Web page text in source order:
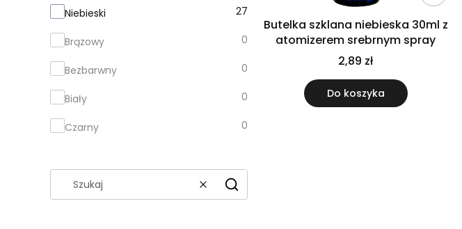
Kolor
Niebieski 27
Brązowy 0
Bezbarwny 0
Biały 0
Czarny 0
WyczyśćSzukaj
Butelka szklana niebieska 30ml z
atomizerem srebrnym spray
2,89 zł
Do koszyka